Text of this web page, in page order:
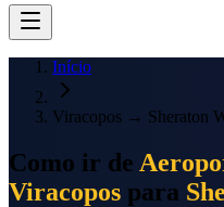
Início
Viracopos → Sheraton
Como ir de
Viracopos para